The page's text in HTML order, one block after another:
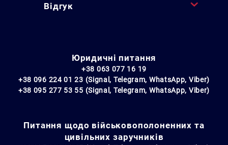
Відгук
Юридичні питання
+38 063 077 16 19
+38 096 224 01 23 (Signal, Telegram, WhatsApp, Viber)
+38 095 277 53 55 (Signal, Telegram, WhatsApp, Viber)
Питання щодо військовополоненних та
цивільних заручників